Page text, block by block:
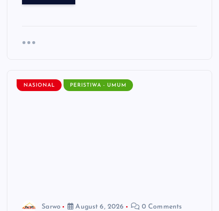
NASIONAL PERISTIWA - UMUM
Sarwo August 6, 2026 0 Comments